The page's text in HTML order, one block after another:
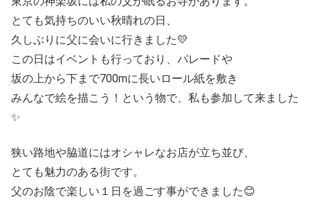
とても気持ちのいい秋晴れの日、
久しぶりに父に会いに行きました💛
この日はイベントも行っており、パレードや
坂の上から下まで700mに長いロール紙を敷き
みんなで絵を描こう！という物で、私も参加して来ました
✨
狭い路地や脇道にはオシャレなお店が立ち並び、
とても魅力のある街です。
父のお陰で楽しい１日を過ごす事ができました😊